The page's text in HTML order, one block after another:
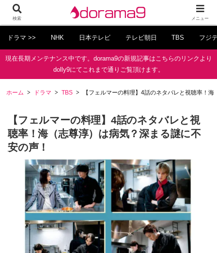
ドラマ >> NHK 日本テレビ テレビ朝日 TBS フジ
現在長期メンテナンス中です。dorama9の新規記事はこちらのリンクより
dolly9にてこれまで通りご覧頂けます。
ホーム ドラマ TBS 【フェルマーの料理】4話のネタバレと視聴率！
【フェルマーの料理】4話のネタバレと視
聴率！海（志尊淳）は病気？深まる謎に不
安の声！
検索 メニュー